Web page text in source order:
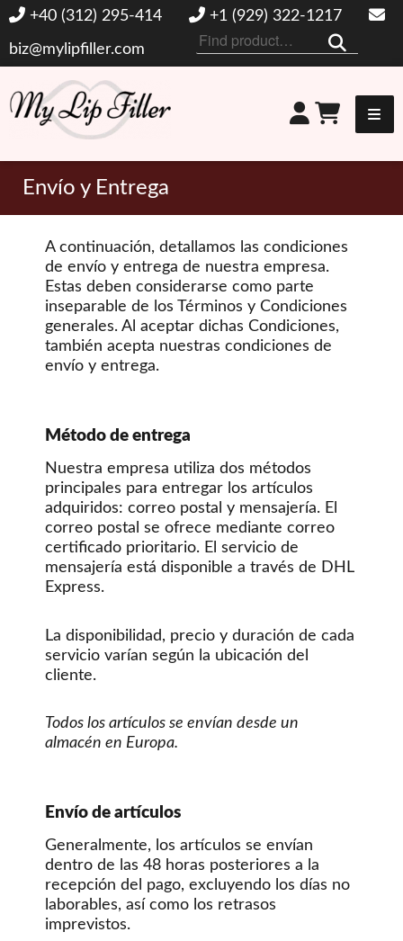
+40 (312) 295-414 +1 (929) 322-1217
biz@mylipfiller.com
Buscar
por:
Mi relleno de labios
Envío y Entrega
A continuación, detallamos las condiciones
de envío y entrega de nuestra empresa.
Estas deben considerarse como parte
inseparable de los Términos y Condiciones
generales. Al aceptar dichas Condiciones,
también acepta nuestras condiciones de
envío y entrega.
Método de entrega
Nuestra empresa utiliza dos métodos
principales para entregar los artículos
adquiridos: correo postal y mensajería. El
correo postal se ofrece mediante correo
certificado prioritario. El servicio de
mensajería está disponible a través de DHL
Express.
La disponibilidad, precio y duración de cada
servicio varían según la ubicación del
cliente.
Todos los artículos se envían desde un
almacén en Europa.
Envío de artículos
Generalmente, los artículos se envían
dentro de las 48 horas posteriores a la
recepción del pago, excluyendo los días no
laborables, así como los retrasos
imprevistos.